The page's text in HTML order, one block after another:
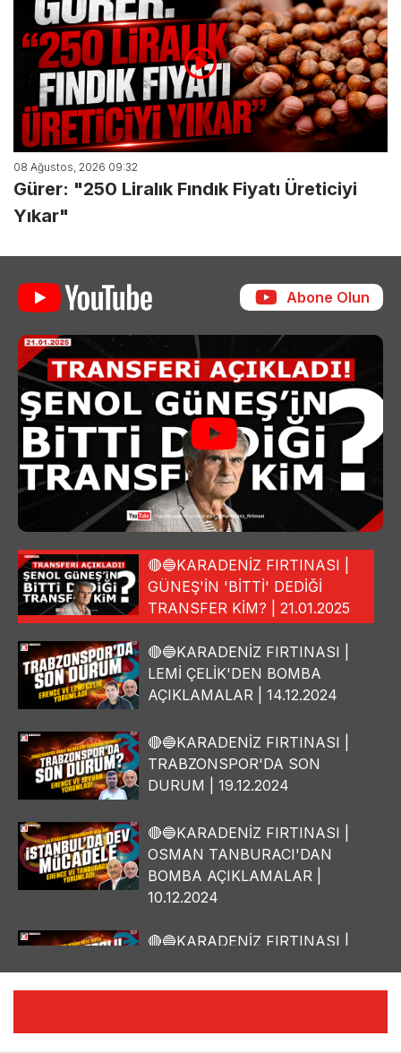
08 Ağustos, 2026 09:32
Gürer: "250 Liralık Fındık Fiyatı Üreticiyi
Yıkar"
Abone Olun
🔴🔵KARADENİZ FIRTINASI |
GÜNEŞ'İN 'BİTTİ' DEDİĞİ
TRANSFER KİM? | 21.01.2025
🔴🔵KARADENİZ FIRTINASI |
LEMİ ÇELİK'DEN BOMBA
AÇIKLAMALAR | 14.12.2024
🔴🔵KARADENİZ FIRTINASI |
TRABZONSPOR'DA SON
DURUM | 19.12.2024
🔴🔵KARADENİZ FIRTINASI |
OSMAN TANBURACI'DAN
BOMBA AÇIKLAMALAR |
10.12.2024
🔴🔵KARADENİZ FIRTINASI |
🔴🔵KARADENİZ FIRTINASI |